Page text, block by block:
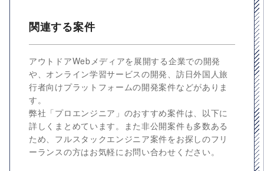
関連する案件
アウトドアWebメディアを展開する企業での開発
や、オンライン学習サービスの開発、訪日外国人旅
行者向けプラットフォームの開発案件などがありま
す。
弊社「プロエンジニア」のおすすめ案件は、以下に
詳しくまとめています。また非公開案件も多数ある
ため、フルスタックエンジニア案件をお探しのフリ
ーランスの方はお気軽にお問い合わせください。